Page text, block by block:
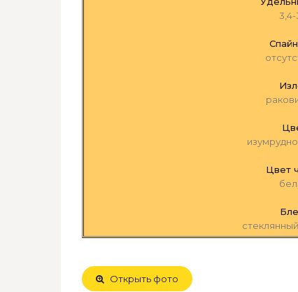
3,4-
Цвет
Открыть фото